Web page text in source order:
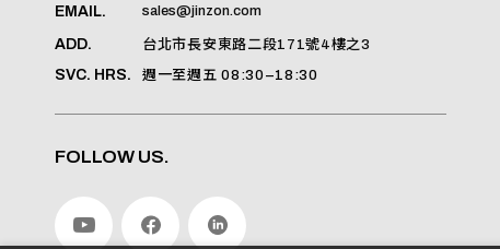
EMAIL. sales@jinzon.com
ADD. 台北市長安東路二段171號4樓之3
SVC. HRS. 週一至週五 08:30–18:30
FOLLOW US.